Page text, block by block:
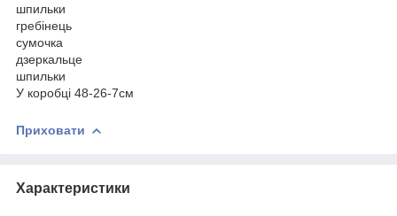
шпильки
гребінець
сумочка
дзеркальце
шпильки
У коробці 48-26-7см
Приховати
Характеристики